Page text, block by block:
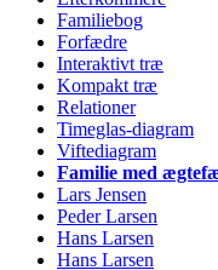
Familiebog
Forfædre
Interaktivt træ
Kompakt træ
Relationer
Timeglas-diagram
Viftediagram
Familie med
Lars Jensen
PederLarsen
Hans Larsen
Hans Larsen